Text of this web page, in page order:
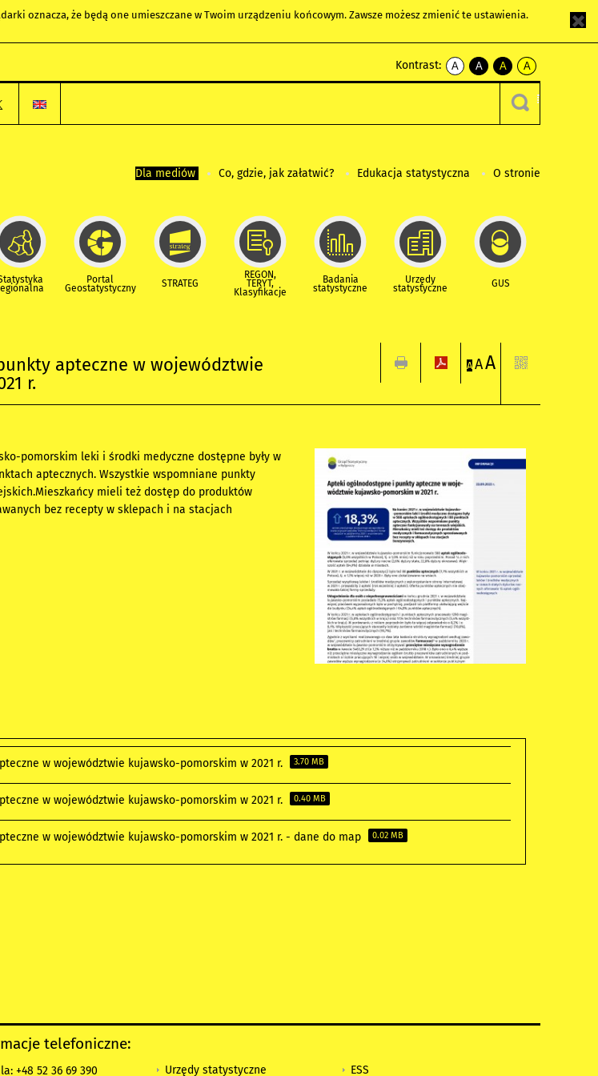
oznacza, że będą one umieszczane w Twoim urządzeniu końcowym. Zawsze możesz zmienić te ustawienia.
Kontrast:
A
kontrast
A
kontrast
czarnym
A
kontrast
żółty
tekst
czarnym
A
kontrast
czarny
tekst
żółtym
Dla mediów Co, gdzie, jak załatwić? Edukacja statystyczna O stronie
Portal
Geostatystyczny STRATEG
REGON,
TERYT,
Klasyfikacje
Badania
statystyczne
Urzędy
statystyczne GUS
apteczne w województwie
r.
A AA
pomorskim leki i środki medyczne dostępne były w
aptecznych. Wszystkie wspomniane punkty
mieli też dostęp do produktów
bez recepty w sklepach i na stacjach
w województwie kujawsko-pomorskim w 2021 r. 3.70 MB
w województwie kujawsko-pomorskim w 2021 r. 0.40 MB
w województwie kujawsko-pomorskim w 2021 r. - dane do map 0.02 MB
telefoniczne:
+48 52 36 69 390 Urzędy statystyczne ESS